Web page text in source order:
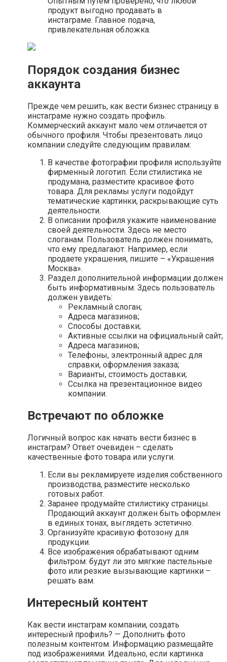
продукт выгодно продавать в
инстаграме. Главное подача,
привлекательная обложка.
Порядок создания бизнес
аккаунта
Прежде чем решить, как вести бизнес страницу в
инстаграме нужно создать профиль.
Коммерческий аккаунт мало чем отличается от
обычного профиля. Чтобы презентовать лицо
компании следуйте следующим правилам:
В качестве фотографии профиля используйте
фирменный логотип. Если стилистика не
продумана, разместите красивое фото
товара. Для рекламы услуги подойдут
тематические картинки, раскрывающие суть
деятельности.
В описании профиля укажите наименование
своей деятельности. Здесь не место
слоганам. Пользователь должен понимать,
что ему предлагают. Например, если
продаете украшения, пишите – «Украшения
Москва».
Раздел дополнительной информации должен
быть информативным. Здесь пользователь
должен увидеть:
Рекламный слоган;
Адреса магазинов;
Способы доставки;
Активные ссылки на официальный сайт;
Адреса магазинов;
Телефоны, электронный адрес для
справки, оформления заказа;
Варианты, стоимость доставки;
Ссылка на презентационное видео
компании.
Встречают по обложке
Логичный вопрос как начать вести бизнес в
инстаграм? Ответ очевиден – сделать
качественные фото товара или услуги.
Если вы рекламируете изделия собственного
производства, разместите несколько
готовых работ.
Заранее продумайте стилистику страницы.
Продающий аккаунт должен быть оформлен
в единых тонах, выглядеть эстетично.
Организуйте красивую фотозону для
продукции.
Все изображения обрабатывают одним
фильтром: будут ли это мягкие пастельные
фото или резкие вызывающие картинки –
решать вам.
Интересный контент
Как вести инстаграм компании, создать
интересный профиль? — Дополнить фото
полезным контентом. Информацию размещайте
под изображениями. Идеально, если картинка